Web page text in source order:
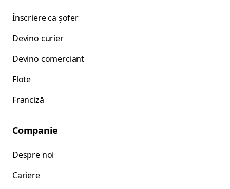
Înscriere ca șofer
Devino curier
Devino comerciant
Flote
Franciză
Companie
Despre noi
Cariere